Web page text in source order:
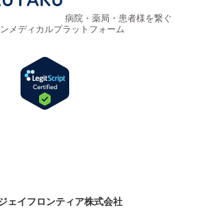
病院・薬局・患者様を繋ぐ
メディカルプラットフォーム
ェイフロンティア株式会社